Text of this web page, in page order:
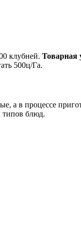
клубней. Товарная
500ц/Га.
в процессе
типов блюд.